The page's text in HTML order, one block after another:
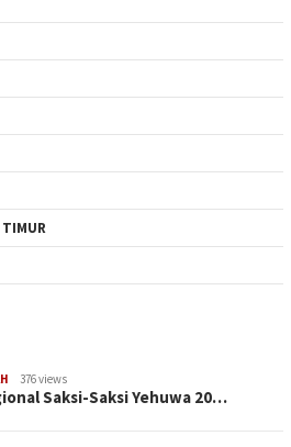
TIMUR
376 views
Saksi-Saksi Yehuwa 20…